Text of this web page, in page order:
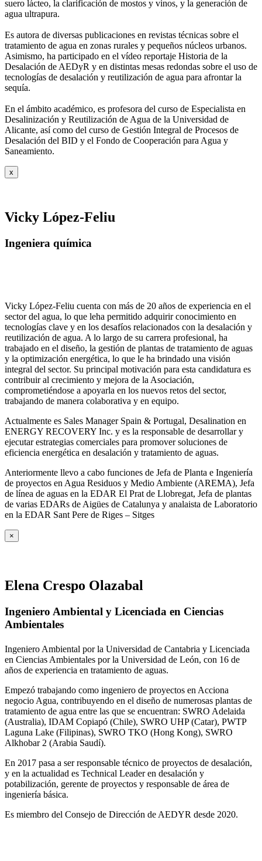
suero lácteo, la clarificación de mostos y vinos, y la generación de
agua ultrapura.
Es autora de diversas publicaciones en revistas técnicas sobre el
tratamiento de agua en zonas rurales y pequeños núcleos urbanos.
Asimismo, ha participado en el vídeo reportaje Historia de la
Desalación de AEDyR y en distintas mesas redondas sobre el uso de
tecnologías de desalación y reutilización de agua para afrontar la
sequía.
En el ámbito académico, es profesora del curso de Especialista en
Desalinización y Reutilización de Agua de la Universidad de
Alicante, así como del curso de Gestión Integral de Procesos de
Desalación del BID y el Fondo de Cooperación para Agua y
Saneamiento.
x
Vicky López-Feliu
Ingeniera química
Vicky López-Feliu cuenta con más de 20 años de experiencia en el
sector del agua, lo que leha permitido adquirir conocimiento en
tecnologías clave y en los desafíos relacionados con la desalación y
reutilización de agua. A lo largo de su carrera profesional, ha
trabajado en el diseño, la gestión de plantas de tratamiento de aguas
y la optimización energética, lo que le ha brindado una visión
integral del sector. Su principal motivación para esta candidatura es
contribuir al crecimiento y mejora de la Asociación,
comprometiéndose a apoyarla en los nuevos retos del sector,
trabajando de manera colaborativa y en equipo.
Actualmente es Sales Manager Spain & Portugal, Desalination en
ENERGY RECOVERY Inc. y es la responsable de desarrollar y
ejecutar estrategias comerciales para promover soluciones de
eficiencia energética en desalación y tratamiento de aguas.
Anteriormente llevo a cabo funciones de Jefa de Planta e Ingeniería
de proyectos en Agua Residuos y Medio Ambiente (AREMA), Jefa
de línea de aguas en la EDAR El Prat de Llobregat, Jefa de plantas
de varias EDARs de Aigües de Catalunya y analaista de Laboratorio
en la EDAR Sant Pere de Riges – Sitges
×
Elena Crespo Olazabal
Ingeniero Ambiental y Licenciada en Ciencias
Ambientales
Ingeniero Ambiental por la Universidad de Cantabria y Licenciada
en Ciencias Ambientales por la Universidad de León, con 16 de
años de experiencia en tratamiento de aguas.
Empezó trabajando como ingeniero de proyectos en Acciona
negocio Agua, contribuyendo en el diseño de numerosas plantas de
tratamiento de agua entre las que se encuentran: SWRO Adelaida
(Australia), IDAM Copiapó (Chile), SWRO UHP (Catar), PWTP
Laguna Lake (Filipinas), SWRO TKO (Hong Kong), SWRO
Alkhobar 2 (Arabia Saudí).
En 2017 pasa a ser responsable técnico de proyectos de desalación,
y en la actualidad es Technical Leader en desalación y
potabilización, gerente de proyectos y responsable de área de
ingeniería básica.
Es miembro del Consejo de Dirección de AEDYR desde 2020.